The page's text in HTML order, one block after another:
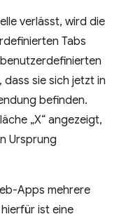
verlässt, wird die
Tabs
sie sich jetzt in
befinden.
„X“ angezeigt,
Ursprung
Apps mehrere
ist eine